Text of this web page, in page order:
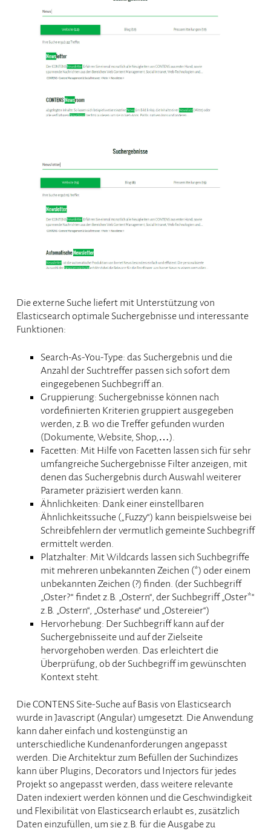
Die externe Suche liefert mit Unterstützung von
Elasticsearch optimale Suchergebnisse und interessante
Funktionen:
Search-As-You-Type: das Suchergebnis und die
Anzahl der Suchtreffer passen sich sofort dem
eingegebenen Suchbegriff an.
Gruppierung: Suchergebnisse können nach
vordefinierten Kriterien gruppiert ausgegeben
werden, z.B. wo die Treffer gefunden wurden
(Dokumente, Website, Shop,…).
Facetten: Mit Hilfe von Facetten lassen sich für sehr
umfangreiche Suchergebnisse Filter anzeigen, mit
denen das Suchergebnis durch Auswahl weiterer
Parameter präzisiert werden kann.
Ähnlichkeiten: Dank einer einstellbaren
Ähnlichkeitssuche („Fuzzy“) kann beispielsweise bei
Schreibfehlern der vermutlich gemeinte Suchbegriff
ermittelt werden.
Platzhalter: Mit Wildcards lassen sich Suchbegriffe
mit mehreren unbekannten Zeichen (*) oder einem
unbekannten Zeichen (?) finden. (der Suchbegriff
„Oster?“ findet z.B. „Ostern“, der Suchbegriff „Oster*“
z.B. „Ostern“, „Osterhase“ und „Ostereier“)
Hervorhebung: Der Suchbegriff kann auf der
Suchergebnisseite und auf der Zielseite
hervorgehoben werden. Das erleichtert die
Überprüfung, ob der Suchbegriff im gewünschten
Kontext steht.
Die CONTENS Site-Suche auf Basis von Elasticsearch
wurde in Javascript (Angular) umgesetzt. Die Anwendung
kann daher einfach und kostengünstig an
unterschiedliche Kundenanforderungen angepasst
werden. Die Architektur zum Befüllen der Suchindizes
kann über Plugins, Decorators und Injectors für jedes
Projekt so angepasst werden, dass weitere relevante
Daten indexiert werden können und die Geschwindigkeit
und Flexibilität von Elasticsearch erlaubt es, zusätzlich
Daten einzufüllen, um sie z.B. für die Ausgabe zu